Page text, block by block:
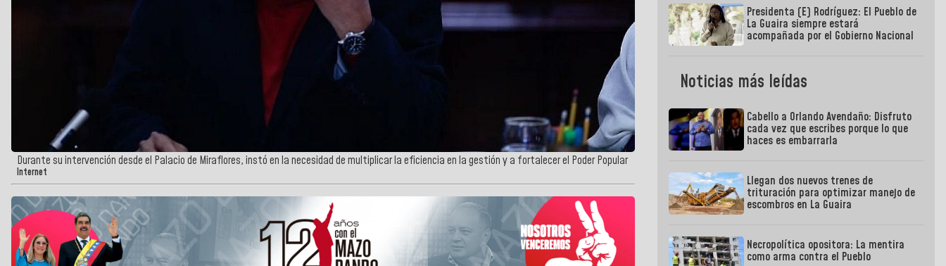
Durante su intervención desde el Palacio de Miraflores, instó en la necesidad de multiplicar la eficiencia en la gestión y a fortalecer el Poder Popular
Internet
Presidenta (E) Rodríguez: El Pueblo de
La Guaira siempre estará
acompañada por el Gobierno Nacional
Noticias más leídas
Cabello a Orlando Avendaño: Disfruto
cada vez que escribes porque lo que
haces es embarrarla
Llegan dos nuevos trenes de
trituración para optimizar manejo de
escombros en La Guaira
Necropolítica opositora: La mentira
como arma contra el Pueblo